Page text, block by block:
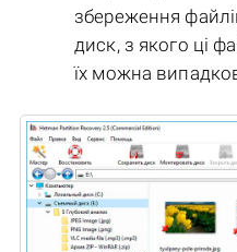
збереження
диск, з якого ці
їх можна